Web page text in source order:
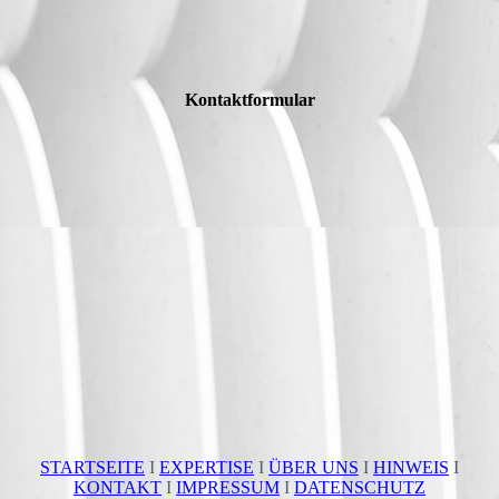
Kontaktformular
STARTSEITE I EXPERTISE I ÜBER UNS I HINWEIS I
KONTAKT I IMPRESSUM I DATENSCHUTZ